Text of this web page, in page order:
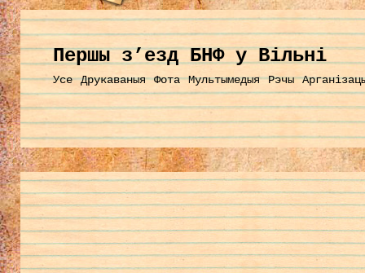
Першы з’езд БНФ у Вільні
Усе Друкаваныя Фота Мультымедыя Рэчы